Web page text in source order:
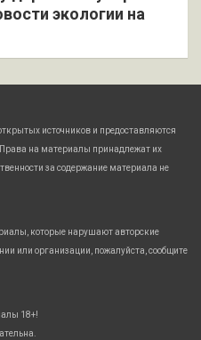
экологии на
источников и предоставляются
на материалы принадлежат их
за содержание материала не
которые нарушают авторские
или организации, пожалуйста, сообщите
18+!